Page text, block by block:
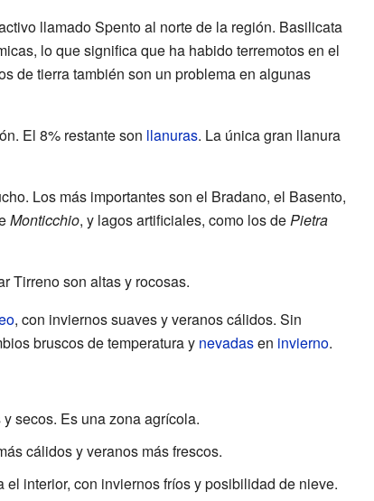
llamado Spento al norte de la región. Basilicata
lo que significa que ha habido terremotos en el
de tierra también son un problema en algunas
El 8% restante son llanuras. La única gran llanura
Los más importantes son el Bradano, el Basento,
Monticchio, y lagos artificiales, como los dePietra
Tirreno son altas y rocosas.
, con inviernos suaves y veranos cálidos. Sin
bruscos de temperatura y nevadasen invierno.
secos. Es una zona agrícola.
cálidos y veranos más frescos.
interior, con inviernos fríos y posibilidad de nieve.